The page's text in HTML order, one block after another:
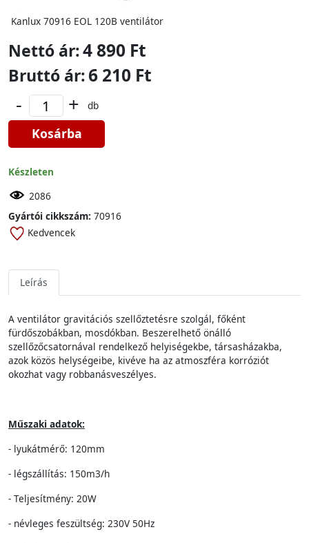
Kanlux 70916 EOL 120B ventilátor
Nettó ár:4 890 Ft
Bruttó ár:6 210 Ft
- + db
Kosárba
Készleten
2086
Gyártói cikkszám: 70916
Kedvencek
Leírás
A ventilátor gravitációs szellőztetésre szolgál, főként
fürdőszobákban, mosdókban. Beszerelhető önálló
szellőzőcsatornával rendelkező helyiségekbe, társasházakba,
azok közös helységeibe, kivéve ha az atmoszféra korróziót
okozhat vagy robbanásveszélyes.
Műszaki adatok:
- lyukátmérő: 120mm
- légszállítás: 150m3/h
- Teljesítmény: 20W
- névleges feszültség: 230V 50Hz